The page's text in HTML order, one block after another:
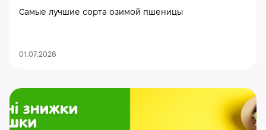
Самые лучшие сорта озимой пшеницы
01.07.2026